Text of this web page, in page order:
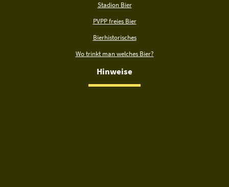
Stadion Bier
PVPP freies Bier
Bierhistorisches
Wo trinkt man welches Bier?
Hinweise